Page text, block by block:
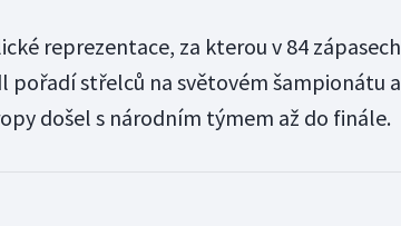
reprezentace, za kterou v 84 zápasech
pořadí střelců na světovém šampionátu a
došel s národním týmem až do finále.